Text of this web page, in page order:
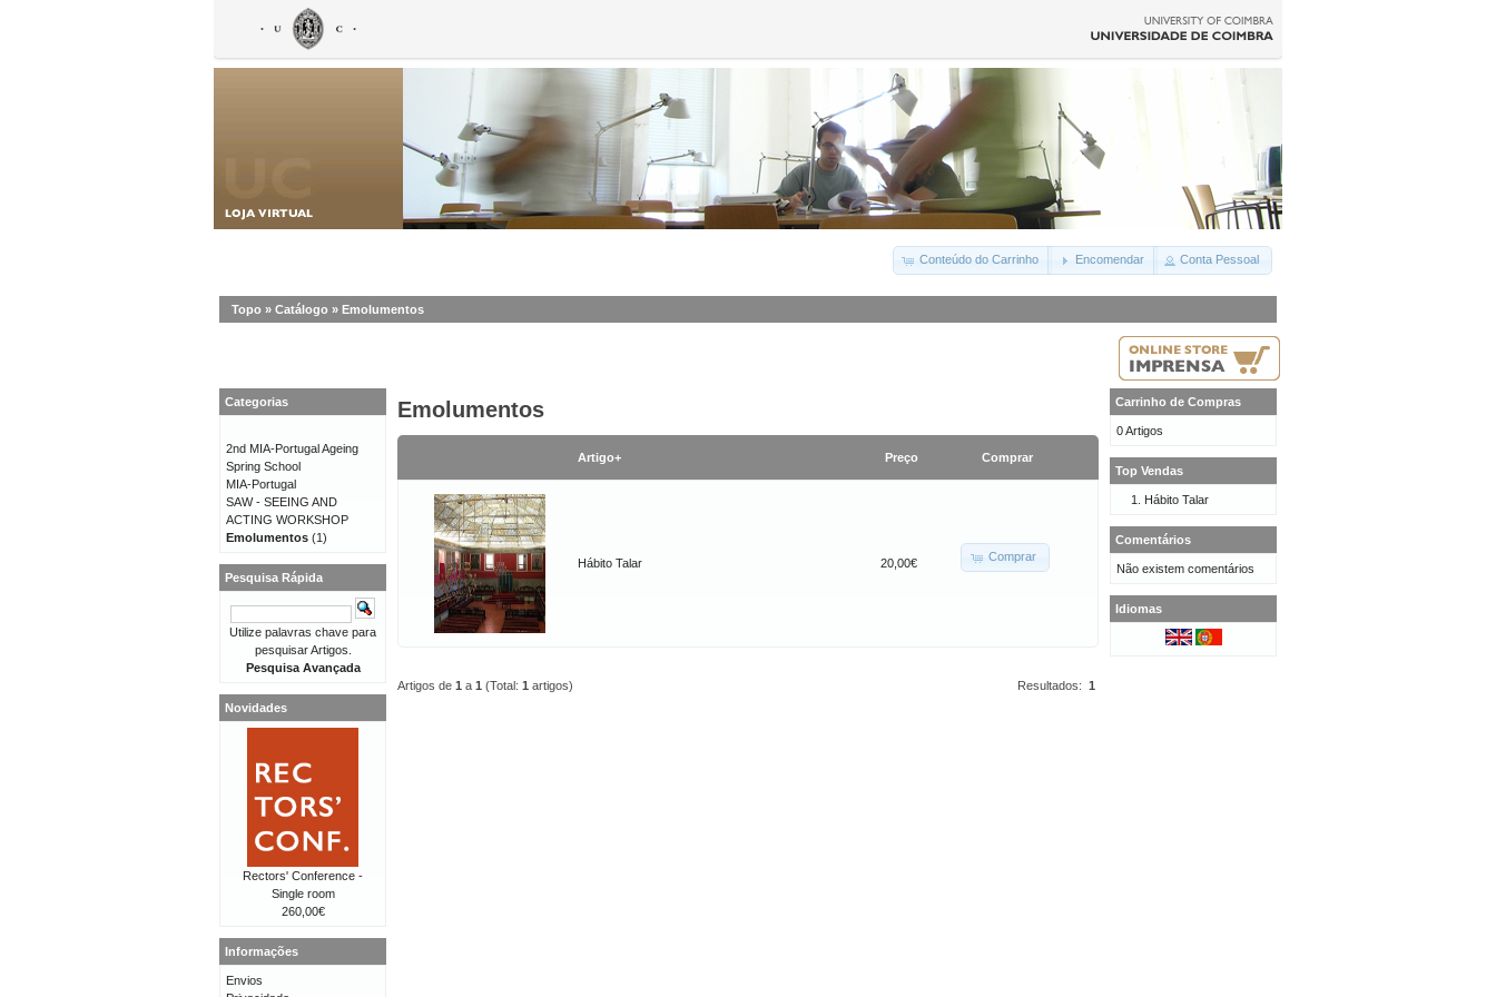
Conteúdo do Carrinho Encomendar Conta Pessoal
Topo » Catálogo » Emolumentos
Emolumentos
Artigo+ Preço Comprar
Hábito Talar 20,00€ Comprar
Resultados: 1
Artigos de 1 a 1 (Total: 1 artigos)
Categorias
2nd MIA-Portugal Ageing
Spring School
MIA-Portugal
SAW - SEEING AND
ACTING WORKSHOP
Emolumentos (1)
Pesquisa Rápida
Utilize palavras chave para
pesquisar Artigos.
Pesquisa Avançada
Novidades
Rectors' Conference -
Single room
260,00€
Informações
Envios
Carrinho de Compras
0 Artigos
Top Vendas
Hábito Talar
Comentários
Não existem comentários
Idiomas